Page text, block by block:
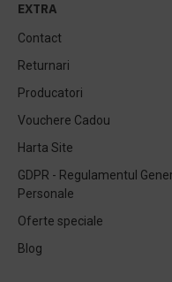
EXTRA
Contact
Returnari
Producatori
Vouchere Cadou
Harta Site
GDPR - Regulamentul
Personale
Oferte speciale
Blog